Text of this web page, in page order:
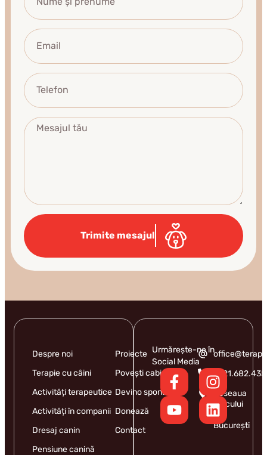
Trimite mesajul
Despre noi
Terapie cu câini
Activități terapeutice
Activități în companii
Dresaj canin
Pensiune canină
Proiecte
Povești cabinet
Devino sponsor
Donează
Contact
0721.682.435
Șoseaua
Iancului
9,
București
Urmărește-ne în
Social Media